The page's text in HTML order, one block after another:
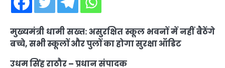
मुख्यमंत्री धामी सख्त: असुरक्षित स्कूल भवनों में नहीं बैठेंगे
बच्चे, सभी स्कूलों और पुलों का होगा सुरक्षा ऑडिट
उधम सिंह राठौर – प्रधान संपादक